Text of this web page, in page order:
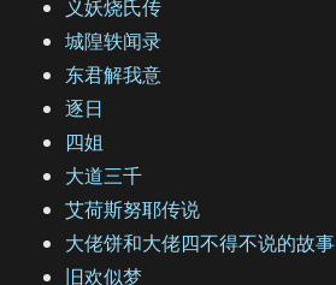
义妖烧氏传
城隍轶闻录
东君解我意
逐日
四姐
大道三千
艾荷斯努耶传说
大佬饼和大佬四不得不说的故事
旧欢似梦